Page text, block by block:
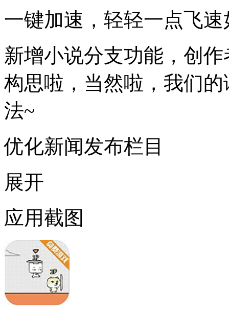
一键加速，轻轻一点飞速
新增小说分支功能，创
构思啦，当然啦，我们
法~
优化新闻发布栏目
展开
应用截图